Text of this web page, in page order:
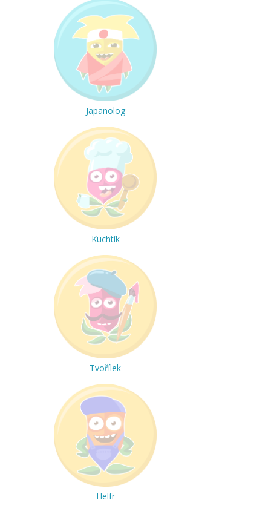
Japanolog
Kuchtík
Tvořílek
Helfr